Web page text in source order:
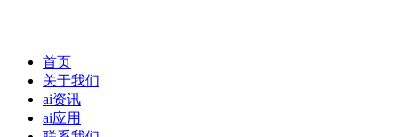
首页
关于我们
ai资讯
ai应用